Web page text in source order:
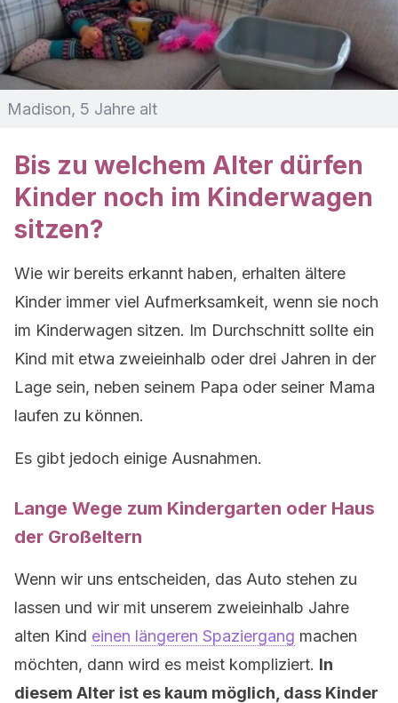
Madison, 5 Jahre alt
Bis zu welchem Alter dürfen
Kinder noch im Kinderwagen
sitzen?
Wie wir bereits erkannt haben, erhalten ältere
Kinder immer viel Aufmerksamkeit, wenn sie noch
im Kinderwagen sitzen. Im Durchschnitt sollte ein
Kind mit etwa zweieinhalb oder drei Jahren in der
Lage sein, neben seinem Papa oder seiner Mama
laufen zu können.
Es gibt jedoch einige Ausnahmen.
Lange Wege zum Kindergarten oder Haus
der Großeltern
Wenn wir uns entscheiden, das Auto stehen zu
lassen und wir mit unserem zweieinhalb Jahre
alten Kind einen längeren Spaziergang machen
möchten, dann wird es meist kompliziert. In
diesem Alter ist es kaum möglich, dass Kinder